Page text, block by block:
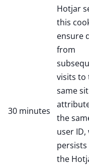
30 minutes
Hotjar
this
ensure
from
visits to
same
the
user ID,
persists
the